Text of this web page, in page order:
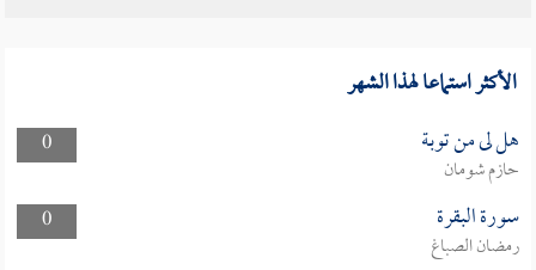
الأكثر استماعا لهذا الشهر
0 هل لى من توبة
حازم شومان
0
سورة البقرة
رمضان الصباغ